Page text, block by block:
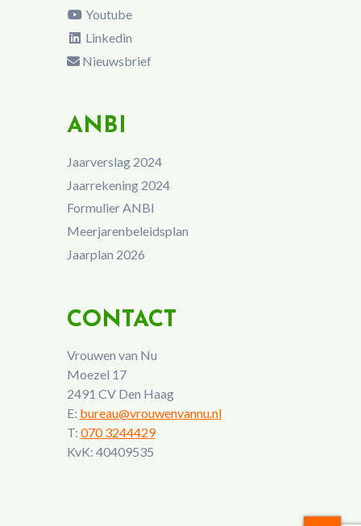
Youtube
Linkedin
Nieuwsbrief
ANBI
Jaarverslag 2024
Jaarrekening 2024
Formulier ANBI
Meerjarenbeleidsplan
Jaarplan 2026
CONTACT
Vrouwen van Nu
Moezel 17
2491 CV Den Haag
E: bureau@vrouwenvannu.nl
T: 070 3244429
KvK: 40409535